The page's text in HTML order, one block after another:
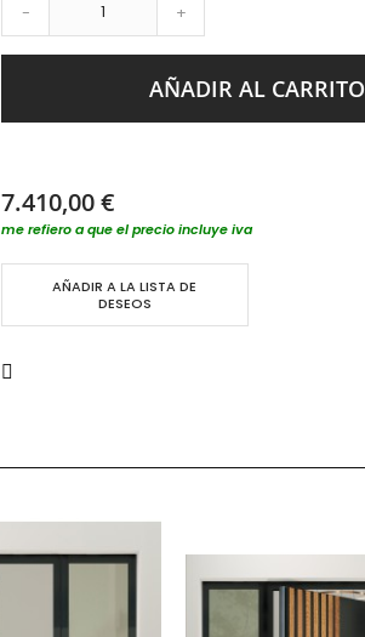
- +
AÑADIR AL CARRITO
7.410,00 €
me refiero a que el precio incluye iva
AÑADIR A LA LISTA DE
DESEOS